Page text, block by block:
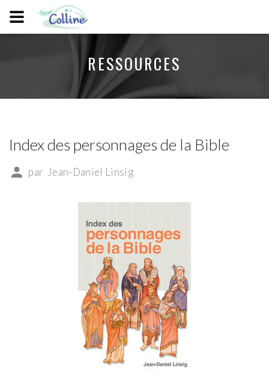
RESSOURCES
Index des personnages de la Bible
par Jean-Daniel Linsig